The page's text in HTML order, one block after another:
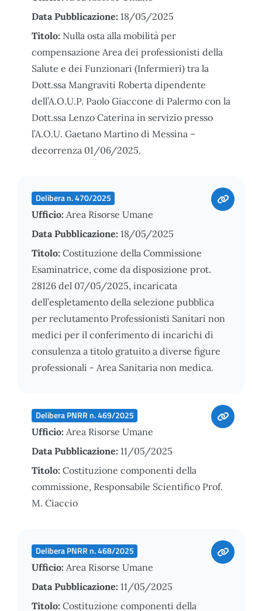
Data Pubblicazione: 18/05/2025
Titolo: Nulla osta alla mobilità per
compensazione Area dei professionisti della
Salute e dei Funzionari (Infermieri) tra la
Dott.ssa Mangraviti Roberta dipendente
dell’A.O.U.P. Paolo Giaccone di Palermo con la
Dott.ssa Lenzo Caterina in servizio presso
l’A.O.U. Gaetano Martino di Messina –
decorrenza 01/06/2025.
Delibera n. 470/2025
Ufficio: Area Risorse Umane
Data Pubblicazione: 18/05/2025
Titolo: Costituzione della Commissione
Esaminatrice, come da disposizione prot.
28126 del 07/05/2025, incaricata
dell’espletamento della selezione pubblica
per reclutamento Professionisti Sanitari non
medici per il conferimento di incarichi di
consulenza a titolo gratuito a diverse figure
professionali - Area Sanitaria non medica.
Delibera PNRR n. 469/2025
Ufficio: Area Risorse Umane
Data Pubblicazione: 11/05/2025
Titolo: Costituzione componenti della
commissione, Responsabile Scientifico Prof.
M. Ciaccio
Delibera PNRR n. 468/2025
Ufficio: Area Risorse Umane
Data Pubblicazione: 11/05/2025
Titolo: Costituzione componenti della